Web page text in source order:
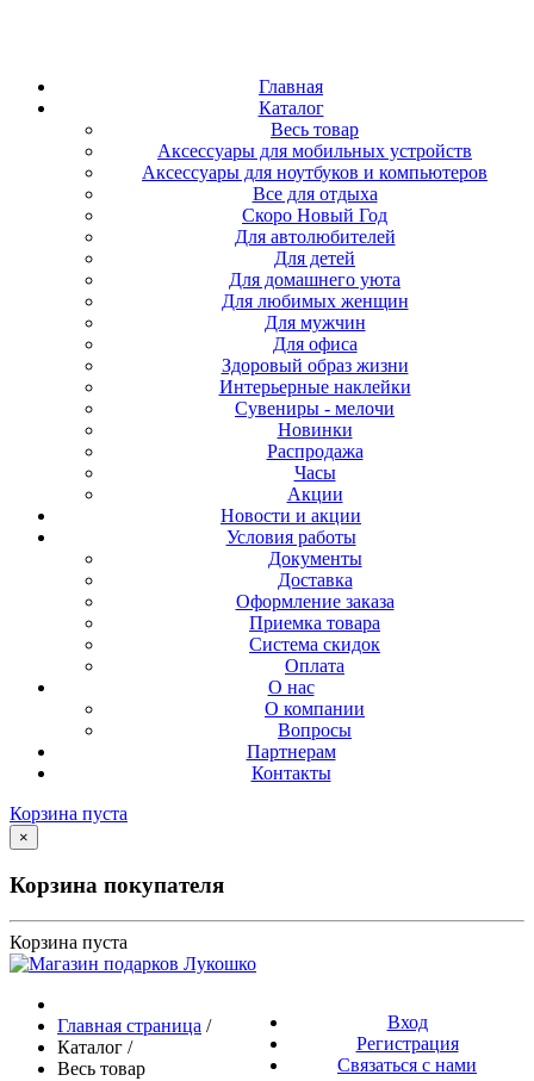
Главная
Каталог
Весь товар
Аксессуары для мобильных устройств
Аксессуары для ноутбуков и компьютеров
Все для отдыха
Скоро Новый Год
Для автолюбителей
Для детей
Для домашнего уюта
Для любимых женщин
Для мужчин
Для офиса
Здоровый образ жизни
Интерьерные наклейки
Сувениры - мелочи
Новинки
Распродажа
Часы
Акции
Новости и акции
Условия работы
Документы
Доставка
Оформление заказа
Приемка товара
Система скидок
Оплата
О нас
О компании
Вопросы
Партнерам
Контакты
Корзина пуста
×
Корзина покупателя
Корзина пуста
Вход
Регистрация
Связаться с нами
Главная страница /
Каталог /
Весь товар